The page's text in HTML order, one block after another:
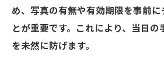
め、写真の有無や有効期限を事前に
とが重要です。これにより、当日の
を未然に防げます。